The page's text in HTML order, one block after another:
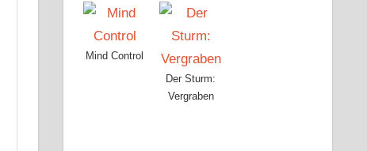
Mind Control
Der Sturm:
Vergraben